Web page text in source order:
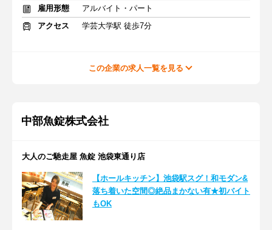
雇用形態
アルバイト・パート
アクセス
学芸大学駅 徒歩7分
この企業の求人一覧を見る
中部魚錠株式会社
大人のご馳走屋 魚錠 池袋東通り店
【ホールキッチン】池袋駅スグ！和モダン&
落ち着いた空間◎絶品まかない有★初バイト
もOK